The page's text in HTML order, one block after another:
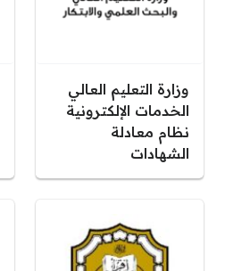
وزارة التعليم العالي
الخدمات الإلكترونية
نظام معادلة
الشهادات